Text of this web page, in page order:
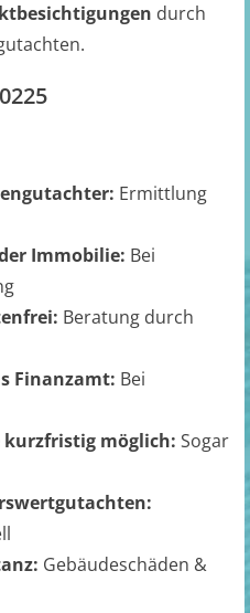
durch
Ermittlung
Immobilie: Bei
Beratung durch
Finanzamt: Bei
möglich: Sogar
Gebäudeschäden &